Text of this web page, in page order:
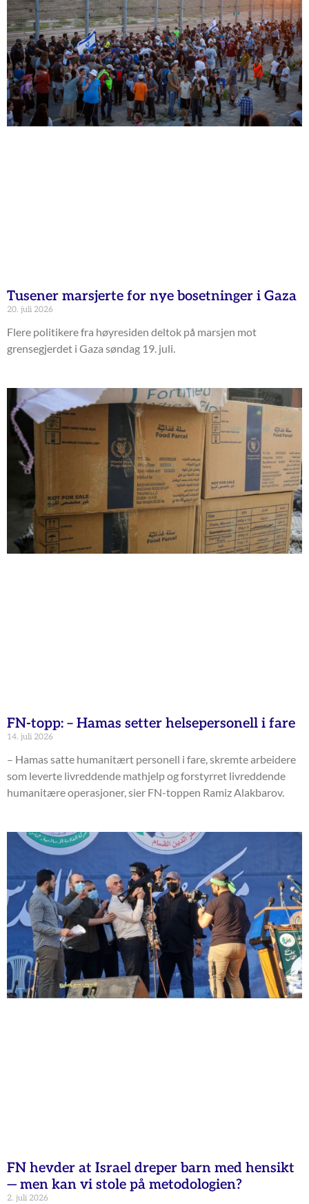
Tusener marsjerte for nye bosetninger i Gaza
20. juli 2026
Flere politikere fra høyresiden deltok på marsjen mot
grensegjerdet i Gaza søndag 19. juli.
FN-topp: – Hamas setter helsepersonell i fare
14. juli 2026
– Hamas satte humanitært personell i fare, skremte arbeidere
som leverte livreddende mathjelp og forstyrret livreddende
humanitære operasjoner, sier FN-toppen Ramiz Alakbarov.
FN hevder at Israel dreper barn med hensikt
— men kan vi stole på metodologien?
2. juli 2026